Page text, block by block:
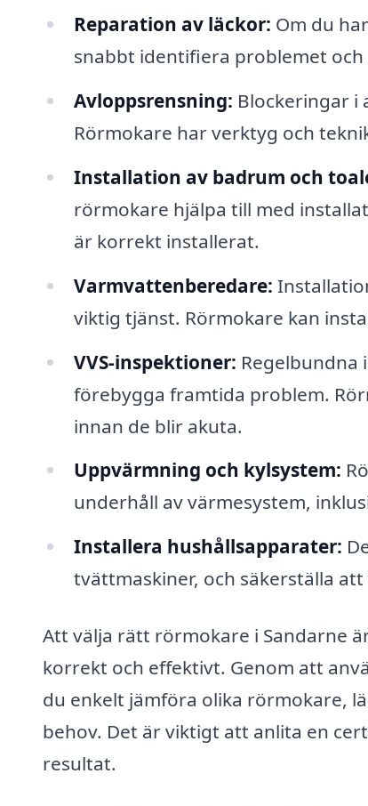
Reparation av läckor: Om du
snabbt identifiera problemet
Avloppsrensning: Blockeringar i
Rörmokare har verktyg och
Installation av badrum och
rörmokare hjälpa till med
är korrekt installerat.
Varmvattenberedare:
viktig tjänst. Rörmokare kan
VVS-inspektioner: Regelbundna
förebygga framtida problem.
innan de blir akuta.
Uppvärmning och kylsystem:
underhåll av värmesystem,
Installera hushållsapparater:
tvättmaskiner, och säkerställa
Att välja rätt rörmokare i Sandarne
korrekt och effektivt. Genom att
du enkelt jämföra olika rörmokare,
behov. Det är viktigt att anlita en
resultat.